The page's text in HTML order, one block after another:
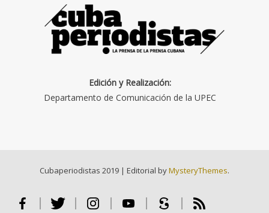
Edición y Realización:
Departamento de Comunicación de la UPEC
Cubaperiodistas 2019 | Editorial byMysteryThemes.